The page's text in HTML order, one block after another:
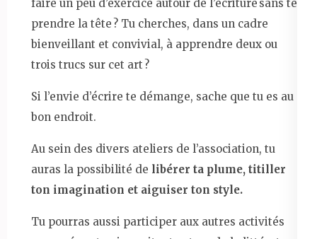
faire un peu d’exercice autour de l’écriture sans te
prendre la tête ? Tu cherches, dans un cadre
bienveillant et convivial, à apprendre deux ou
trois trucs sur cet art ?
Si l’envie d’écrire te démange, sache que tu es au
bon endroit.
Au sein des divers ateliers de l’association, tu
auras la possibilité de libérer ta plume, titiller
ton imagination et aiguiser ton style.
Tu pourras aussi participer aux autres activités